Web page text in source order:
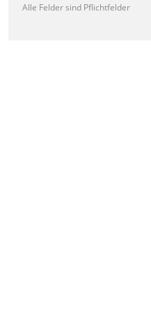
Alle Felder sind Pflichtfelder